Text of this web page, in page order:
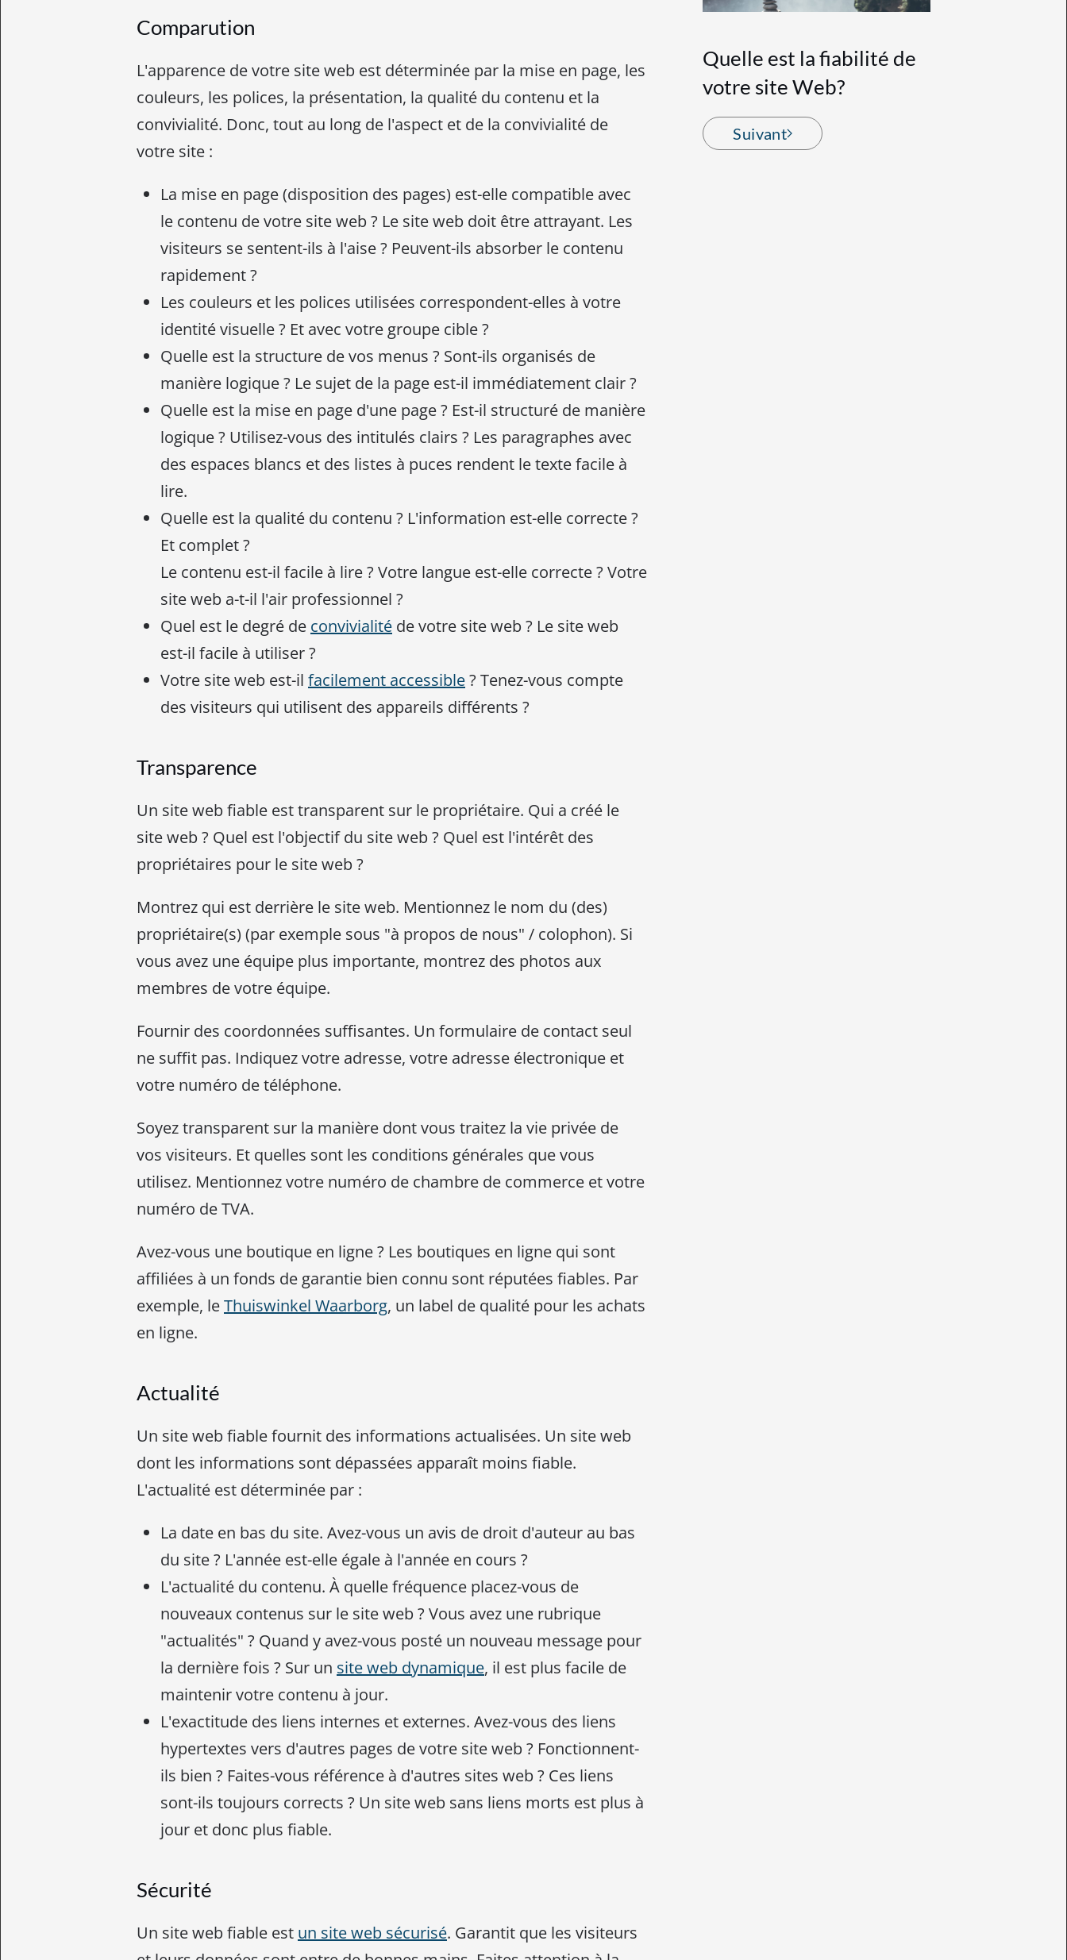
Comparution
L'apparence de votre site web est déterminée par la mise en page, les
couleurs, les polices, la présentation, la qualité du contenu et la
convivialité. Donc, tout au long de l'aspect et de la convivialité de
votre site :
La mise en page (disposition des pages) est-elle compatible avec
le contenu de votre site web ? Le site web doit être attrayant. Les
visiteurs se sentent-ils à l'aise ? Peuvent-ils absorber le contenu
rapidement ?
Les couleurs et les polices utilisées correspondent-elles à votre
identité visuelle ? Et avec votre groupe cible ?
Quelle est la structure de vos menus ? Sont-ils organisés de
manière logique ? Le sujet de la page est-il immédiatement clair ?
Quelle est la mise en page d'une page ? Est-il structuré de manière
logique ? Utilisez-vous des intitulés clairs ? Les paragraphes avec
des espaces blancs et des listes à puces rendent le texte facile à
lire.
Quelle est la qualité du contenu ? L'information est-elle correcte ?
Et complet ?
Le contenu est-il facile à lire ? Votre langue est-elle correcte ? Votre
site web a-t-il l'air professionnel ?
Quel est le degré de convivialité de votre site web ? Le site web
est-il facile à utiliser ?
Votre site web est-il facilement accessible? Tenez-vous compte
des visiteurs qui utilisent des appareils différents ?
Transparence
Un site web fiable est transparent sur le propriétaire. Qui a créé le
site web ? Quel est l'objectif du site web ? Quel est l'intérêt des
propriétaires pour le site web ?
Montrez qui est derrière le site web. Mentionnez le nom du (des)
propriétaire(s) (par exemple sous "à propos de nous" / colophon). Si
vous avez une équipe plus importante, montrez des photos aux
membres de votre équipe.
Fournir des coordonnées suffisantes. Un formulaire de contact seul
ne suffit pas. Indiquez votre adresse, votre adresse électronique et
votre numéro de téléphone.
Soyez transparent sur la manière dont vous traitez la vie privée de
vos visiteurs. Et quelles sont les conditions générales que vous
utilisez. Mentionnez votre numéro de chambre de commerce et votre
numéro de TVA.
Avez-vous une boutique en ligne ? Les boutiques en ligne qui sont
affiliées à un fonds de garantie bien connu sont réputées fiables. Par
exemple, leThuiswinkel Waarborg, un label de qualité pour les achats
en ligne.
Actualité
Un site web fiable fournit des informations actualisées. Un site web
dont les informations sont dépassées apparaît moins fiable.
L'actualité est déterminée par :
La date en bas du site. Avez-vous un avis de droit d'auteur au bas
du site ? L'année est-elle égale à l'année en cours ?
L'actualité du contenu. À quelle fréquence placez-vous de
nouveaux contenus sur le site web ? Vous avez une rubrique
"actualités" ? Quand y avez-vous posté un nouveau message pour
la dernière fois ? Sur un site web dynamique, il est plus facile de
maintenir votre contenu à jour.
L'exactitude des liens internes et externes. Avez-vous des liens
hypertextes vers d'autres pages de votre site web ? Fonctionnent-
ils bien ? Faites-vous référence à d'autres sites web ? Ces liens
sont-ils toujours corrects ? Un site web sans liens morts est plus à
jour et donc plus fiable.
Sécurité
Un site web fiable est un site web sécurisé. Garantit que les visiteurs
Quelle est la fiabilité de
votre site Web?
Suivant